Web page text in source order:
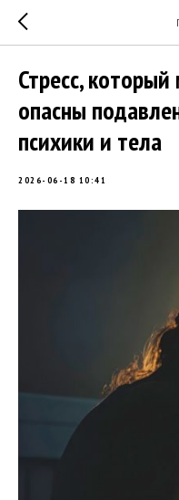
Стресс,
опасны
психики и тела
2026-06-18 10:41